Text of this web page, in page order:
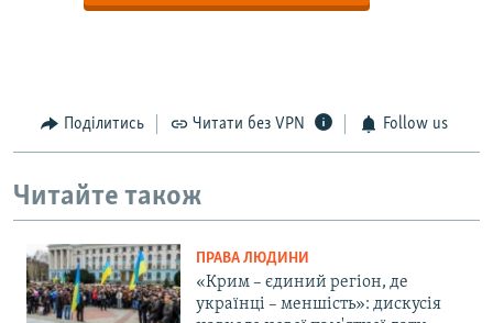
Поділитись Читати без VPN Follow us
Читайте також
ПРАВА ЛЮДИНИ
«Крим – єдиний регіон, де
українці – меншість»: дискусія